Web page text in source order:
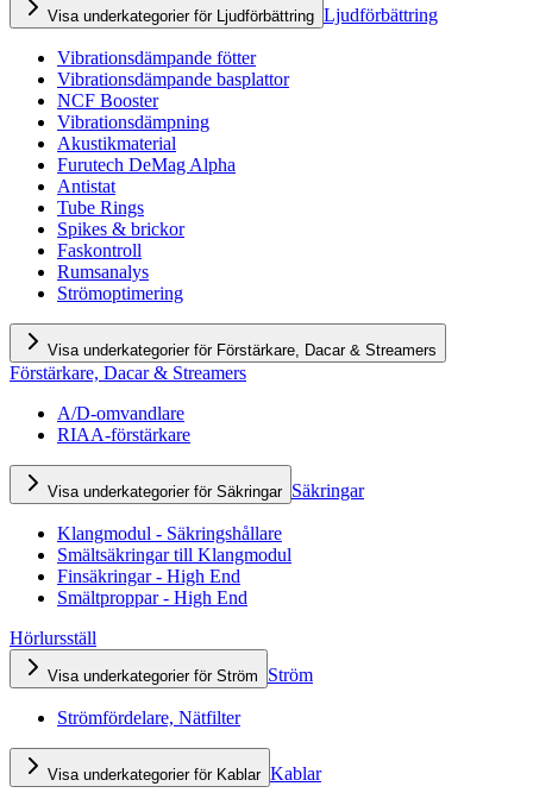
Visa underkategorier för Ljudförbättring Ljudförbättring
Vibrationsdämpande fötter
Vibrationsdämpande basplattor
NCF Booster
Vibrationsdämpning
Akustikmaterial
Furutech DeMag Alpha
Antistat
Tube Rings
Spikes & brickor
Faskontroll
Rumsanalys
Strömoptimering
Visa underkategorier för Förstärkare, Dacar & Streamers
Förstärkare, Dacar & Streamers
A/D-omvandlare
RIAA-förstärkare
Visa underkategorier för Säkringar Säkringar
Klangmodul - Säkringshållare
Smältsäkringar till Klangmodul
Finsäkringar - High End
Smältproppar - High End
Hörlursställ
Visa underkategorier för Ström Ström
Strömfördelare, Nätfilter
Visa underkategorier för Kablar Kablar